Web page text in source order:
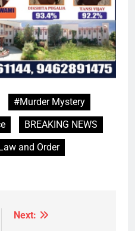
#Murder Mystery
BREAKING NEWS
Law and Order
Next: